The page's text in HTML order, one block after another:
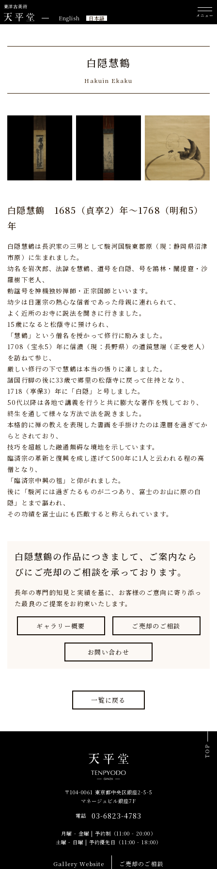
東洋古美術
English 日本語 メニュー
白隠慧鶴
Hakuin Ekaku
白隠慧鶴 1685（貞享2）年～1768（明和5）
年
白隠慧鶴は長沢家の三男として駿河国駿東郡原（現：静岡県沼津
市原）に生まれました。
幼名を岩次郎、法諱を慧鶴、道号を白隠、号を鵠林・闡提窟・沙
羅樹下老人、
勅諡号を神機独妙禅師・正宗国師といいます。
幼少は日蓮宗の熱心な信者であった母親に連れられて、
よく近所のお寺に説法を聞きに行きました。
15歳になると松蔭寺に預けられ、
「慧鶴」という僧名を授かって修行に励みました。
1708（宝永5）年に信濃（現：長野県）の道鏡慧端（正受老人）
を訪ねて参じ、
厳しい修行の下で慧鶴は本当の悟りに達しました。
諸国行脚の後に33歳で郷里の松蔭寺に戻って住持となり、
1718（享保3）年に「白隠」と号しました。
50代以降は各地で講義を行うと共に膨大な著作を残しており、
終生を通して様々な方法で法を説きました。
本格的に禅の教えを表現した書画を手掛けたのは還暦を過ぎてか
らとされており、
技巧を超越した融通無碍な境地を示しています。
臨済宗の革新と復興を成し遂げて500年に1人と云われる程の高
僧となり、
「臨済宗中興の祖」と仰がれました。
後に「駿河には過ぎたるものが二つあり、富士のお山に原の白
隠」とまで謳われ、
その功績を富士山にも匹敵すると称えられています。
白隠慧鶴の作品につきまして、 ご案内なら
びにご売却のご相談を承っております。
長年の専門的知見と実績を基に、 お客様のご意向に寄り添っ
た最良のご提案をお約束いたします。
ギャラリー概要 ご売却のご相談
お問い合わせ
一覧に戻る
〒104-0061 東京都中央区銀座2-5-5
マネージュビル銀座7F
電話
03-6823-4783
月曜 - 金曜 | 予約制（11:00 - 20:00）
土曜 - 日曜 |予約優先日（11:00 - 18:00）
Gallery Website ご売却のご相談
TOP